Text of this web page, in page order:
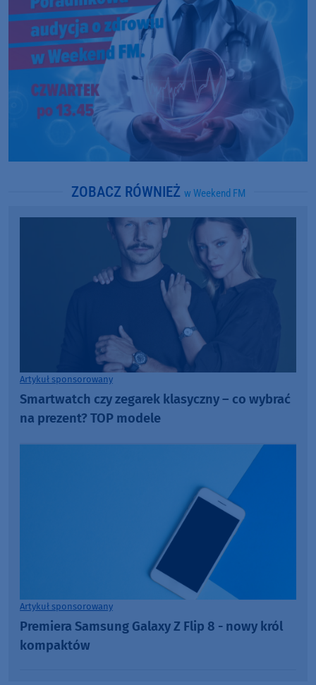
ZOBACZ RÓWNIEŻ w Weekend FM
Artykuł sponsorowany
Smartwatch czy zegarek klasyczny – co wybrać
na prezent? TOP modele
Artykuł sponsorowany
Premiera Samsung Galaxy Z Flip 8 - nowy król
kompaktów